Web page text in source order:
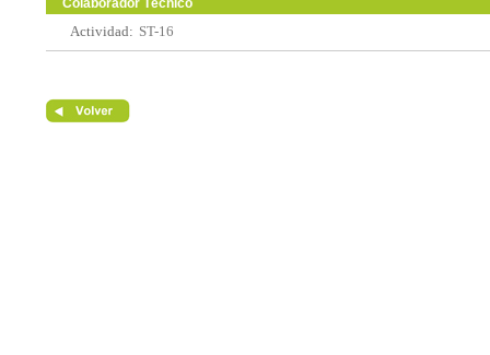
Colaborador Técnico
Actividad: ST-16